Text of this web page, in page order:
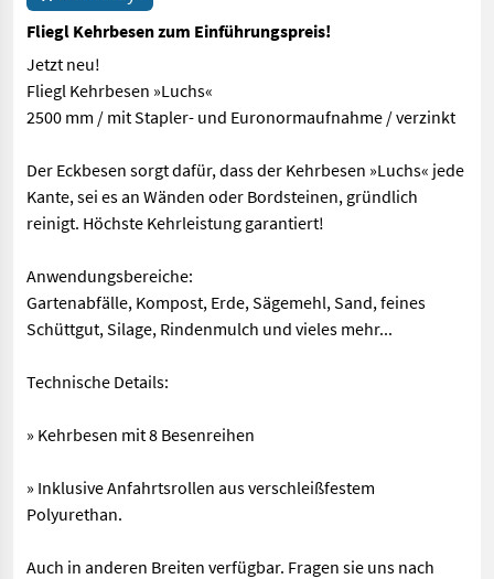
Fliegl Kehrbesen zum Einführungspreis!
Jetzt neu!
Fliegl Kehrbesen »Luchs«
2500 mm / mit Stapler- und Euronormaufnahme / verzinkt
Der Eckbesen sorgt dafür, dass der Kehrbesen »Luchs« jede
Kante, sei es an Wänden oder Bordsteinen, gründlich
reinigt. Höchste Kehrleistung garantiert!
Anwendungsbereiche:
Gartenabfälle, Kompost, Erde, Sägemehl, Sand, feines
Schüttgut, Silage, Rindenmulch und vieles mehr...
Technische Details:
» Kehrbesen mit 8 Besenreihen
» Inklusive Anfahrtsrollen aus verschleißfestem
Polyurethan.
Auch in anderen Breiten verfügbar. Fragen sie uns nach